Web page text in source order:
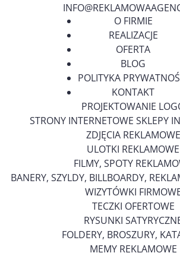
O FIRMIE
REALIZACJE
OFERTA
BLOG
POLITYKA
KONTAKT
PROJEKTOWANIE
STRONY INTERNETOWE SKLEPY
ZDJĘCIA REKLAMOWE
ULOTKI REKLAMOWE
FILMY, SPOTY
BANERY, SZYLDY, BILLBOARDY,
WIZYTÓWKI
TECZKI OFERTOWE
RYSUNKI
FOLDERY, BROSZURY,
MEMY REKLAMOWE